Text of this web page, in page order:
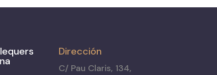
Dirección
C/ Pau Claris, 134,